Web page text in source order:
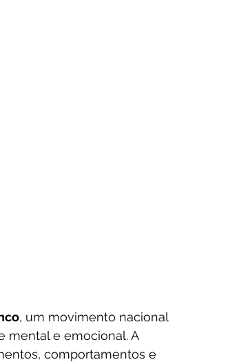
, um movimento nacional
mental e emocional. A
comportamentos e